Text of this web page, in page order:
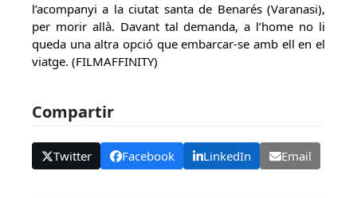
l’acompanyi a la ciutat santa de Benarés (Varanasi),
per morir allà. Davant tal demanda, a l’home no li
queda una altra opció que embarcar-se amb ell en el
viatge. (FILMAFFINITY)
Compartir
Twitter Facebook LinkedIn Email